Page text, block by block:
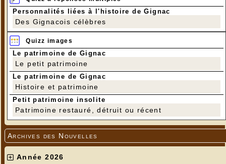
Personnalités liées à l'histoire de Gignac
Des Gignacois célèbres
Quizz images
Le patrimoine de Gignac
Le petit patrimoine
Le patrimoine de Gignac
Histoire et patrimoine
Petit patrimoine insolite
Patrimoine restauré, détruit ou récent
Archives des Nouvelles
Année 2026